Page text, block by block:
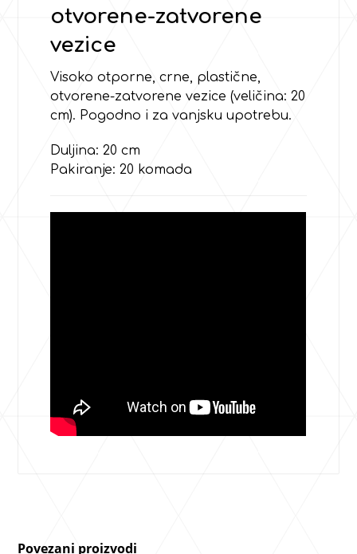
otvorene-zatvorene
vezice
Visoko otporne, crne, plastične,
otvorene-zatvorene vezice (veličina: 20
cm). Pogodno i za vanjsku upotrebu.
Duljina: 20 cm
Pakiranje: 20 komada
Povezani proizvodi